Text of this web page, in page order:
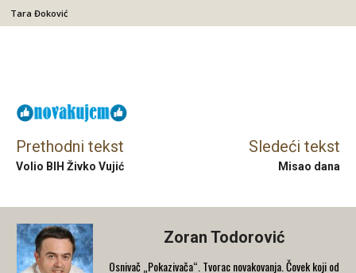
Tara Đoković
Prethodni tekst
Volio BIH Živko Vujić
Sledeći tekst
Misao dana
Zoran Todorović
Osnivač „Pokazivača“. Tvorac novakovanja. Čovek koji od